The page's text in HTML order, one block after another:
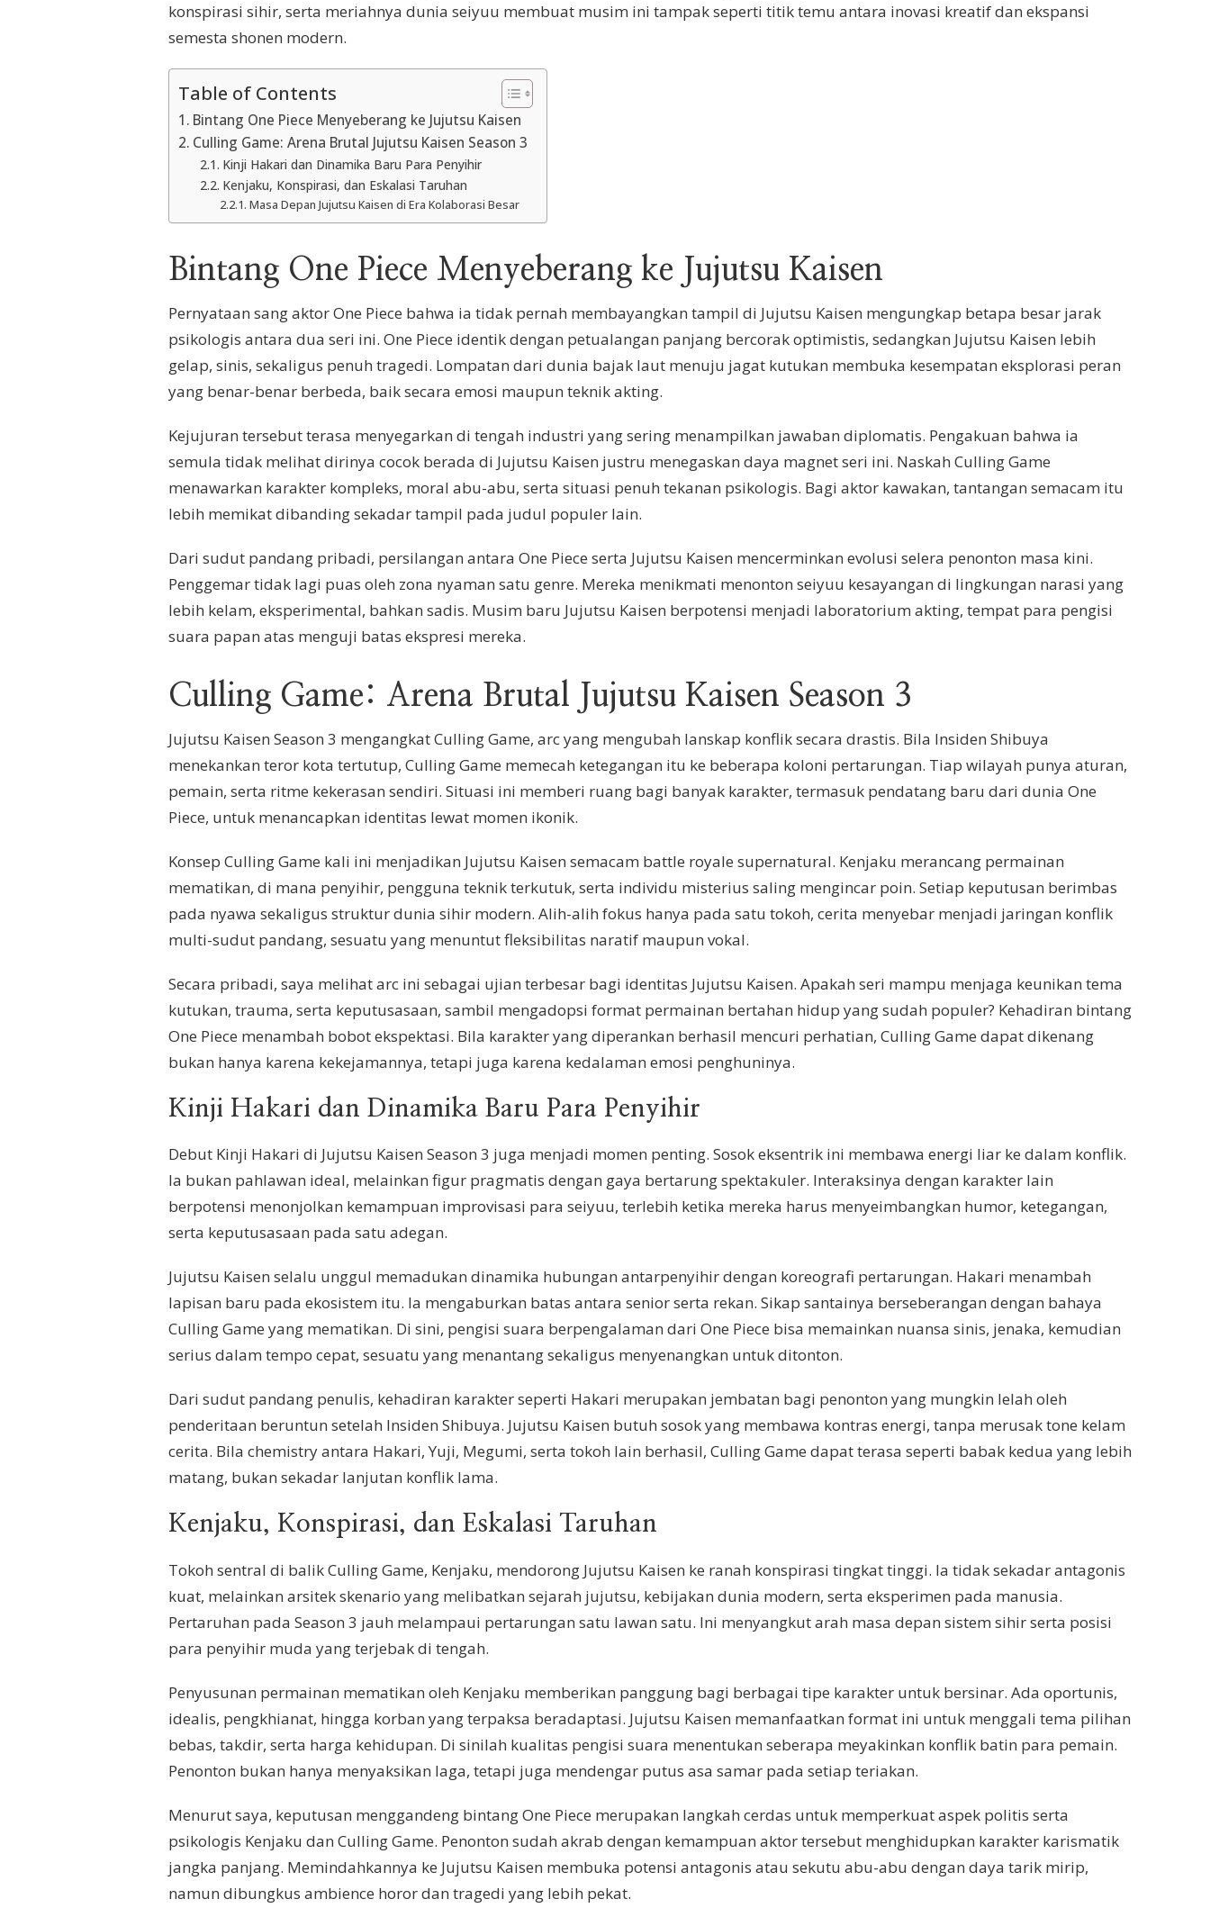
konspirasi sihir, serta meriahnya dunia seiyuu membuat musim ini tampak seperti titik temu antara inovasi kreatif dan ekspansi
semesta shonen modern.
Table of Contents
Bintang One Piece Menyeberang ke Jujutsu Kaisen
Culling Game: Arena Brutal Jujutsu Kaisen Season 3
Kinji Hakari dan Dinamika Baru Para Penyihir
Kenjaku, Konspirasi, dan Eskalasi Taruhan
Masa Depan Jujutsu Kaisen di Era Kolaborasi Besar
Bintang One Piece Menyeberang ke Jujutsu Kaisen
Pernyataan sang aktor One Piece bahwa ia tidak pernah membayangkan tampil di Jujutsu Kaisen mengungkap betapa besar jarak
psikologis antara dua seri ini. One Piece identik dengan petualangan panjang bercorak optimistis, sedangkan Jujutsu Kaisen lebih
gelap, sinis, sekaligus penuh tragedi. Lompatan dari dunia bajak laut menuju jagat kutukan membuka kesempatan eksplorasi peran
yang benar-benar berbeda, baik secara emosi maupun teknik akting.
Kejujuran tersebut terasa menyegarkan di tengah industri yang sering menampilkan jawaban diplomatis. Pengakuan bahwa ia
semula tidak melihat dirinya cocok berada di Jujutsu Kaisen justru menegaskan daya magnet seri ini. Naskah Culling Game
menawarkan karakter kompleks, moral abu-abu, serta situasi penuh tekanan psikologis. Bagi aktor kawakan, tantangan semacam itu
lebih memikat dibanding sekadar tampil pada judul populer lain.
Dari sudut pandang pribadi, persilangan antara One Piece serta Jujutsu Kaisen mencerminkan evolusi selera penonton masa kini.
Penggemar tidak lagi puas oleh zona nyaman satu genre. Mereka menikmati menonton seiyuu kesayangan di lingkungan narasi yang
lebih kelam, eksperimental, bahkan sadis. Musim baru Jujutsu Kaisen berpotensi menjadi laboratorium akting, tempat para pengisi
suara papan atas menguji batas ekspresi mereka.
Culling Game: Arena Brutal Jujutsu Kaisen Season 3
Jujutsu Kaisen Season 3 mengangkat Culling Game, arc yang mengubah lanskap konflik secara drastis. Bila Insiden Shibuya
menekankan teror kota tertutup, Culling Game memecah ketegangan itu ke beberapa koloni pertarungan. Tiap wilayah punya aturan,
pemain, serta ritme kekerasan sendiri. Situasi ini memberi ruang bagi banyak karakter, termasuk pendatang baru dari dunia One
Piece, untuk menancapkan identitas lewat momen ikonik.
Konsep Culling Game kali ini menjadikan Jujutsu Kaisen semacam battle royale supernatural. Kenjaku merancang permainan
mematikan, di mana penyihir, pengguna teknik terkutuk, serta individu misterius saling mengincar poin. Setiap keputusan berimbas
pada nyawa sekaligus struktur dunia sihir modern. Alih-alih fokus hanya pada satu tokoh, cerita menyebar menjadi jaringan konflik
multi-sudut pandang, sesuatu yang menuntut fleksibilitas naratif maupun vokal.
Secara pribadi, saya melihat arc ini sebagai ujian terbesar bagi identitas Jujutsu Kaisen. Apakah seri mampu menjaga keunikan tema
kutukan, trauma, serta keputusasaan, sambil mengadopsi format permainan bertahan hidup yang sudah populer? Kehadiran bintang
One Piece menambah bobot ekspektasi. Bila karakter yang diperankan berhasil mencuri perhatian, Culling Game dapat dikenang
bukan hanya karena kekejamannya, tetapi juga karena kedalaman emosi penghuninya.
Kinji Hakari dan Dinamika Baru Para Penyihir
Debut Kinji Hakari di Jujutsu Kaisen Season 3 juga menjadi momen penting. Sosok eksentrik ini membawa energi liar ke dalam konflik.
Ia bukan pahlawan ideal, melainkan figur pragmatis dengan gaya bertarung spektakuler. Interaksinya dengan karakter lain
berpotensi menonjolkan kemampuan improvisasi para seiyuu, terlebih ketika mereka harus menyeimbangkan humor, ketegangan,
serta keputusasaan pada satu adegan.
Jujutsu Kaisen selalu unggul memadukan dinamika hubungan antarpenyihir dengan koreografi pertarungan. Hakari menambah
lapisan baru pada ekosistem itu. Ia mengaburkan batas antara senior serta rekan. Sikap santainya berseberangan dengan bahaya
Culling Game yang mematikan. Di sini, pengisi suara berpengalaman dari One Piece bisa memainkan nuansa sinis, jenaka, kemudian
serius dalam tempo cepat, sesuatu yang menantang sekaligus menyenangkan untuk ditonton.
Dari sudut pandang penulis, kehadiran karakter seperti Hakari merupakan jembatan bagi penonton yang mungkin lelah oleh
penderitaan beruntun setelah Insiden Shibuya. Jujutsu Kaisen butuh sosok yang membawa kontras energi, tanpa merusak tone kelam
cerita. Bila chemistry antara Hakari, Yuji, Megumi, serta tokoh lain berhasil, Culling Game dapat terasa seperti babak kedua yang lebih
matang, bukan sekadar lanjutan konflik lama.
Kenjaku, Konspirasi, dan Eskalasi Taruhan
Tokoh sentral di balik Culling Game, Kenjaku, mendorong Jujutsu Kaisen ke ranah konspirasi tingkat tinggi. Ia tidak sekadar antagonis
kuat, melainkan arsitek skenario yang melibatkan sejarah jujutsu, kebijakan dunia modern, serta eksperimen pada manusia.
Pertaruhan pada Season 3 jauh melampaui pertarungan satu lawan satu. Ini menyangkut arah masa depan sistem sihir serta posisi
para penyihir muda yang terjebak di tengah.
Penyusunan permainan mematikan oleh Kenjaku memberikan panggung bagi berbagai tipe karakter untuk bersinar. Ada oportunis,
idealis, pengkhianat, hingga korban yang terpaksa beradaptasi. Jujutsu Kaisen memanfaatkan format ini untuk menggali tema pilihan
bebas, takdir, serta harga kehidupan. Di sinilah kualitas pengisi suara menentukan seberapa meyakinkan konflik batin para pemain.
Penonton bukan hanya menyaksikan laga, tetapi juga mendengar putus asa samar pada setiap teriakan.
Menurut saya, keputusan menggandeng bintang One Piece merupakan langkah cerdas untuk memperkuat aspek politis serta
psikologis Kenjaku dan Culling Game. Penonton sudah akrab dengan kemampuan aktor tersebut menghidupkan karakter karismatik
jangka panjang. Memindahkannya ke Jujutsu Kaisen membuka potensi antagonis atau sekutu abu-abu dengan daya tarik mirip,
namun dibungkus ambience horor dan tragedi yang lebih pekat.